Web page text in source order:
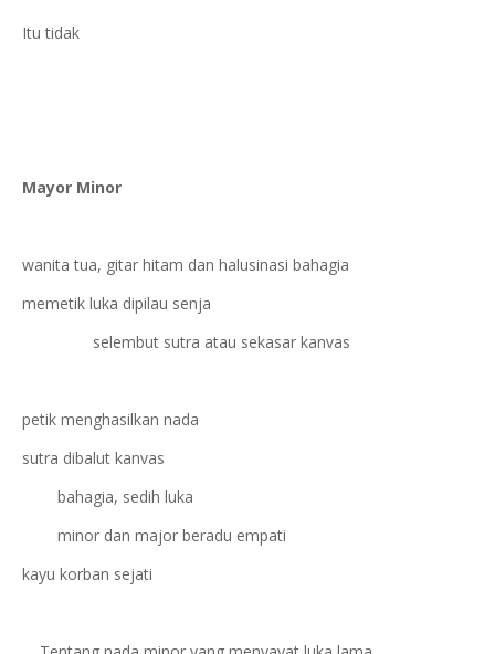
Itu tidak
Mayor Minor
wanita tua, gitar hitam dan halusinasi bahagia
memetik luka dipilau senja
selembut sutra atau sekasar kanvas
petik menghasilkan nada
sutra dibalut kanvas
bahagia, sedih luka
minor dan major beradu empati
kayu korban sejati